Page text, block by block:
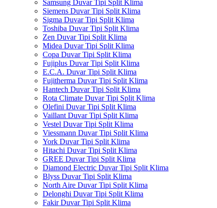
Samsung Duvar Tipi Split Klima
Siemens Duvar Tipi Split Klima
Sigma Duvar Tipi Split Klima
Toshiba Duvar Tipi Split Klima
Zen Duvar Tipi Split Klima
Midea Duvar Tipi Split Klima
Copa Duvar Tipi Split Klima
Fujiplus Duvar Tipi Split Klima
E.C.A. Duvar Tipi Split Klima
Fujitherma Duvar Tipi Split Klima
Hantech Duvar Tipi Split Klima
Rota Climate Duvar Tipi Split Klima
Olefini Duvar Tipi Split Klima
Vaillant Duvar Tipi Split Klima
Vestel Duvar Tipi Split Klima
Viessmann Duvar Tipi Split Klima
York Duvar Tipi Split Klima
Hitachi Duvar Tipi Split Klima
GREE Duvar Tipi Split Klima
Diamond Electric Duvar Tipi Split Klima
Blyss Duvar Tipi Split Klima
North Aire Duvar Tipi Split Klima
Delonghi Duvar Tipi Split Klima
Fakir Duvar Tipi Split Klima